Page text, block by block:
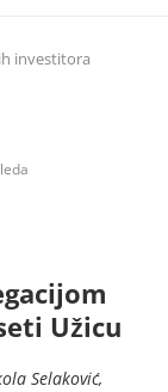
investitora
Užicu
Selaković,